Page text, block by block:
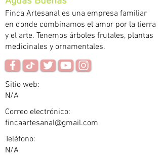
Finca Artesanal es una empresa familiar
en donde combinamos el amor por la tierra
y el arte. Tenemos árboles frutales, plantas
medicinales y ornamentales.
Sitio web:
N/A
Correo electrónico:
fincaartesanal@gmail.com
Teléfono:
N/A